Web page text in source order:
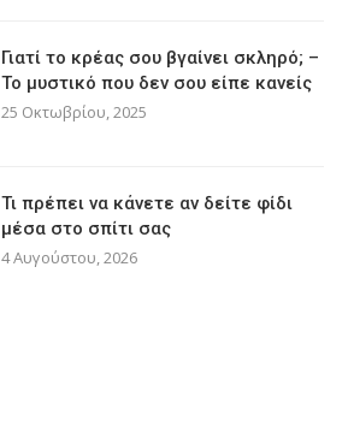
Γιατί το κρέας σου βγαίνει σκληρό; –
Το μυστικό που δεν σου είπε κανείς
25 Οκτωβρίου, 2025
Τι πρέπει να κάνετε αν δείτε φίδι
μέσα στο σπίτι σας
4 Αυγούστου, 2026